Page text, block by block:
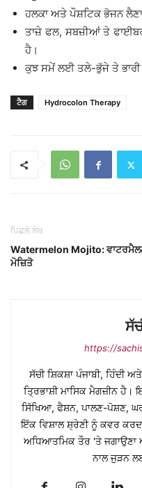
ਹਲਕਾ ਅਤੇ ਪੌਸ਼ਟਿਕ ਭੋਜਨ ਲੈਣਾ
ਤਾਜ਼ੇ ਫਲ, ਸਬਜ਼ੀਆਂ ਤੇ
ਹੈ।
ਕੁਝ ਸਮੇਂ ਲਈ ਤਲੇ-ਭੁੱਜੇ ਤੇ ਭਾਰੀ
ਟੈਗ Hydrocolon Therapy
ਪਿਛਲੇ ਲੇਖ
Watermelon Mojito:
ਮੋਜ਼ਿਤੋ
https://
ਸੱਚੀ ਸ਼ਿਕਸ਼ਾ ਪੰਜਾਬੀ, ਹਿੰਦੀ
ਤ੍ਰਿਭਾਸ਼ੀ ਮਾਸਿਕ ਮੈਗਜ਼ੀਨ
ਸਿੱਖਿਆ, ਫੈਸ਼ਨ, ਪਾਲਣ-ਪੋਸ਼ਣ,
ਇੱਕ ਵਿਸ਼ਾਲ ਸ਼੍ਰੇਣੀ ਨੂੰ ਕਵਰ
ਅਧਿਆਤਮਿਕ ਤੌਰ 'ਤੇ ਜਗਾਉਣਾ
ਨਾਲ ਜੁੜਨ